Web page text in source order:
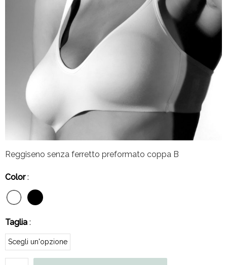
Reggiseno senza ferretto preformato coppa B
Color:
Taglia :